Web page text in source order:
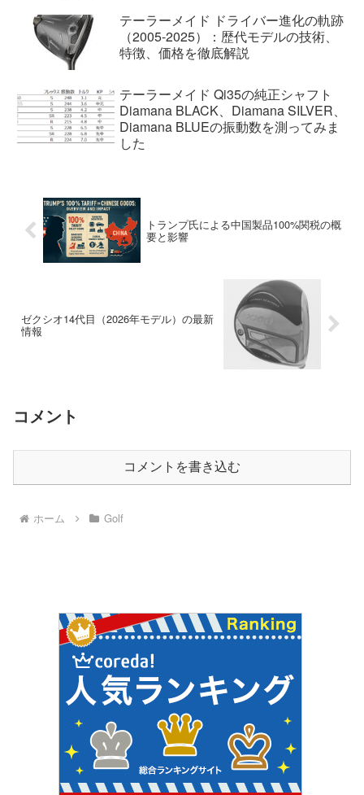
テーラーメイド ドライバー進化の軌跡
（2005-2025）：歴代モデルの技術、
特徴、価格を徹底解説
テーラーメイド Qi35の純正シャフト
Diamana BLACK、Diamana SILVER、
Diamana BLUEの振動数を測ってみま
した
トランプ氏による中国製品100%関税の概
要と影響
ゼクシオ14代目（2026年モデル）の最新
情報
コメント
コメントを書き込む
ホーム Golf